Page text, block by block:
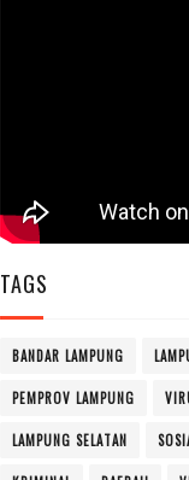
TAGS
BANDAR LAMPUNG
PEMPROV LAMPUNG
LAMPUNG SELATAN